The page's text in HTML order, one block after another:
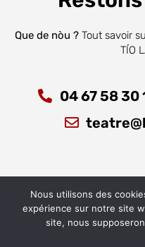
Que de nòu ?Tout savoir
TÍO
04 67 58 30
Copyright 2026 © La
Nous utilisons des
expérience sur notre site
site, nous